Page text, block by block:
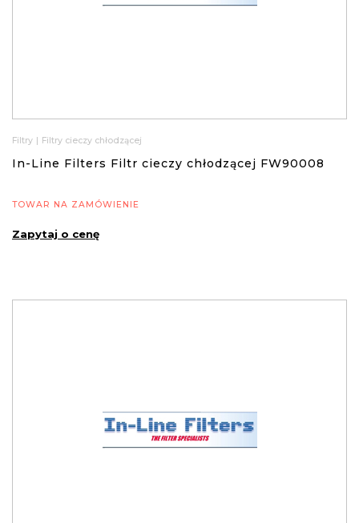
Filtry | Filtry cieczy chłodzącej
In-Line Filters Filtr cieczy chłodzącej FW90008
TOWAR NA ZAMÓWIENIE
Zapytaj o cenę